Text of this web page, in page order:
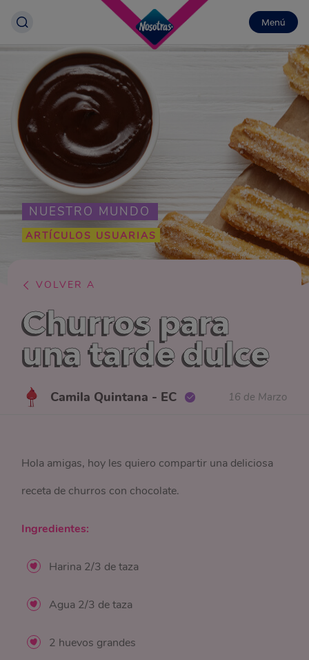
Menú
NUESTRO MUNDO
ARTÍCULOS USUARIAS
VOLVER A
Churros para
una tarde dulce
Camila Quintana - EC 16 de Marzo
Hola amigas, hoy les quiero compartir una deliciosa
receta de churros con chocolate.
Ingredientes:
Harina 2/3 de taza
Agua 2/3 de taza
2 huevos grandes